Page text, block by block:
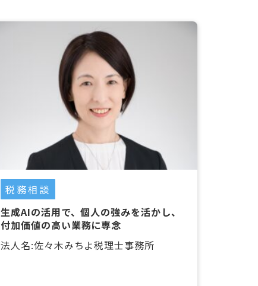
税務相談
生成AIの活用で、個人の強みを活かし、
付加価値の高い業務に専念
法人名:佐々木みちよ税理士事務所